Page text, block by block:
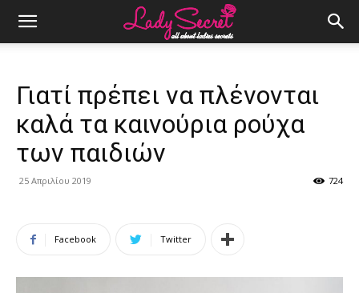
Γιατί πρέπει να πλένονται
καλά τα καινούρια ρούχα
των παιδιών
25 Απριλίου 2019 724
Facebook Twitter